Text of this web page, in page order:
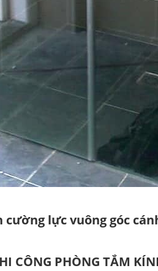
lực vuông góc
CÔNG PHÒNG TẮM